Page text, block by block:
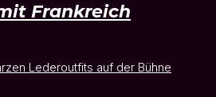
Frankreich